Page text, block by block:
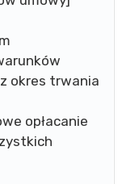
okres trwania
opłacanie